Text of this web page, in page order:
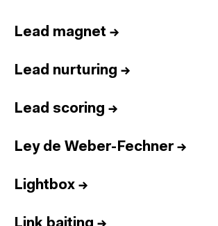
Lead magnet →
Lead nurturing →
Lead scoring →
Ley de Weber-Fechner→
Lightbox →